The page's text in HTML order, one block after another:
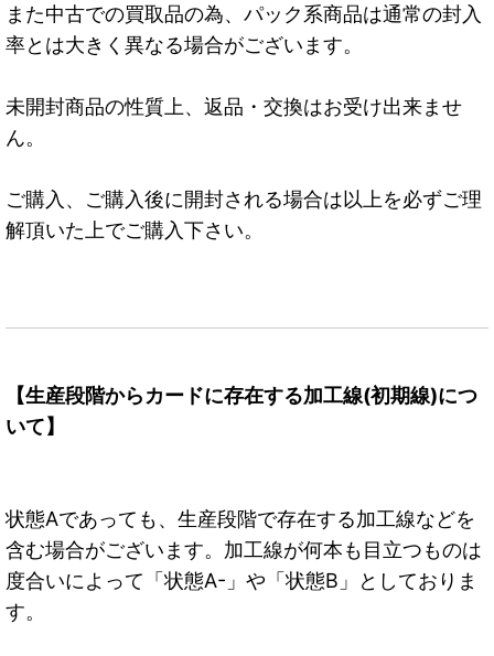
また中古での買取品の為、パック系商品は通常の封入
率とは大きく異なる場合がございます。
未開封商品の性質上、返品・交換はお受け出来ませ
ん。
ご購入、ご購入後に開封される場合は以上を必ずご理
解頂いた上でご購入下さい。
【生産段階からカードに存在する加工線(初期線)につ
いて】
状態Aであっても、生産段階で存在する加工線などを
含む場合がございます。加工線が何本も目立つものは
度合いによって「状態A-」や「状態B」としておりま
す。